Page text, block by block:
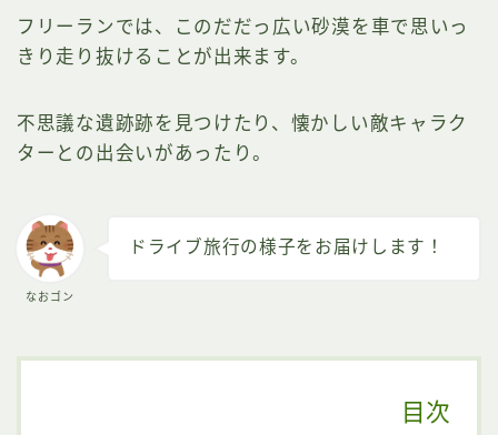
フリーランでは、このだだっ広い砂漠を車で思いっ
きり走り抜けることが出来ます。
不思議な遺跡跡を見つけたり、懐かしい敵キャラク
ターとの出会いがあったり。
なおゴン
ドライブ旅行の様子をお届けします！
目次